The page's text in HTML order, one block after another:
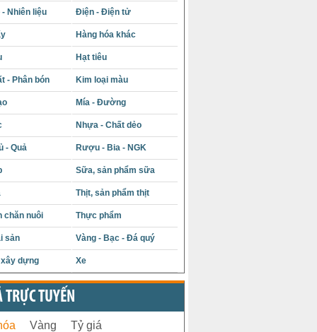
- Nhiên liệu Điện - Điện tử
Hàng hóa khác
Hạt tiêu
- Phân bón Kim loại màu
Mía - Đường
Nhựa - Chất dẻo
- Quả Rượu - Bia - NGK
Sữa, sản phẩm sữa
Thịt, sản phẩm thịt
chăn nuôi Thực phẩm
sản Vàng - Bạc - Đá quý
dựng Xe
TRỰC TUYẾN
Vàng Tỷ giá